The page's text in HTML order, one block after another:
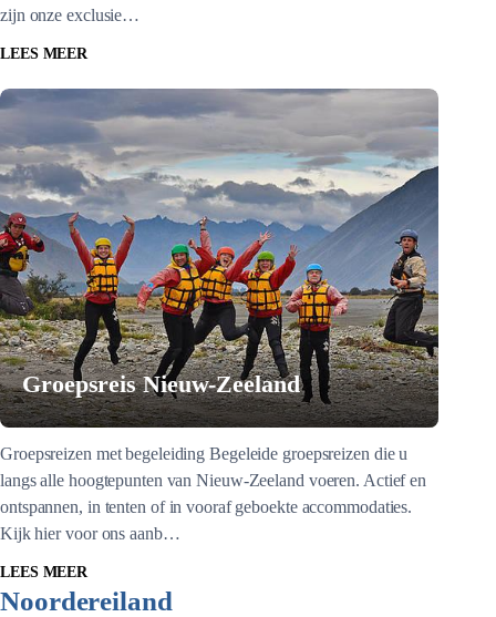
zijn onze exclusie…
LEES MEER
Groepsreis Nieuw-Zeeland
Groepsreizen met begeleiding Begeleide groepsreizen die u
langs alle hoogtepunten van Nieuw-Zeeland voeren. Actief en
ontspannen, in tenten of in vooraf geboekte accommodaties.
Kijk hier voor ons aanb…
LEES MEER
Noordereiland